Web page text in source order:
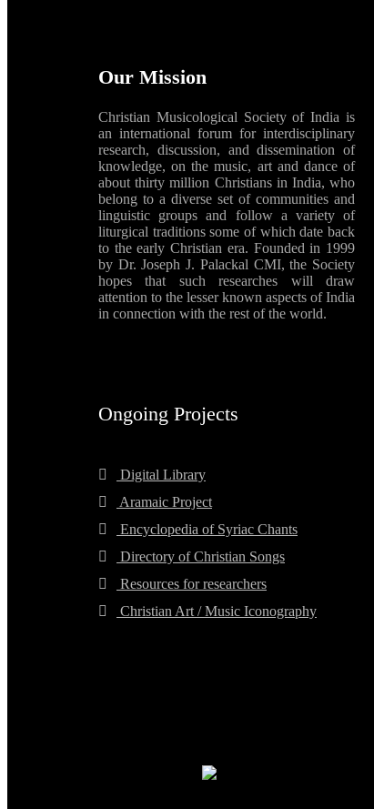
Our Mission
Christian Musicological Society of India is
an international forum for interdisciplinary
research, discussion, and dissemination of
knowledge, on the music, art and dance of
about thirty million Christians in India, who
belong to a diverse set of communities and
linguistic groups and follow a variety of
liturgical traditions some of which date back
to the early Christian era. Founded in 1999
by Dr. Joseph J. Palackal CMI, the Society
hopes that such researches will draw
attention to the lesser known aspects of India
in connection with the rest of the world.
Ongoing Projects
Digital Library
Aramaic Project
Encyclopedia of Syriac Chants
Directory of Christian Songs
Resources for researchers
Christian Art / Music Iconography